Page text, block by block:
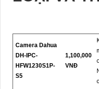
Camera Dahua
DH-IPC-
HFW1230S1P-
S5
1,100,000
VNĐ